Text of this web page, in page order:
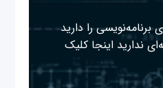
برنامه‌نویسی را دارید
نداریداینجا کلیک